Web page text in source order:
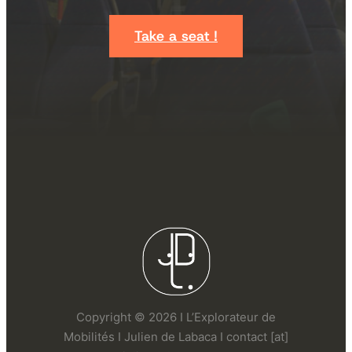
Take a seat !
Copyright © 2026 I L’Explorateur de
Mobilités I Julien de Labaca I contact [at]